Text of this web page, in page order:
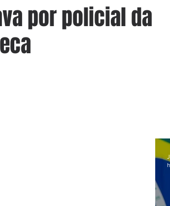
por policial da